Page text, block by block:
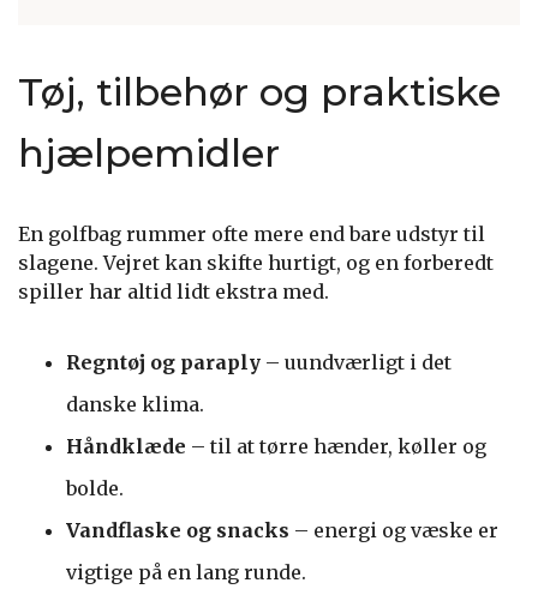
Tøj, tilbehør og praktiske
hjælpemidler
En golfbag rummer ofte mere end bare udstyr til
slagene. Vejret kan skifte hurtigt, og en forberedt
spiller har altid lidt ekstra med.
Regntøj og paraply – uundværligt i det
danske klima.
Håndklæde – til at tørre hænder, køller og
bolde.
Vandflaske og snacks – energi og væske er
vigtige på en lang runde.